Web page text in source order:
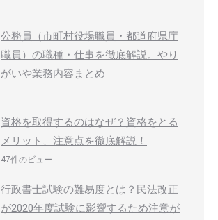
公務員（市町村役場職員・都道府県庁
職員）の職種・仕事を徹底解説。やり
がいや業務内容まとめ
資格を取得するのはなぜ？資格をとる
メリット、注意点を徹底解説！
47件のビュー
行政書士試験の難易度とは？民法改正
が2020年度試験に影響するため注意が